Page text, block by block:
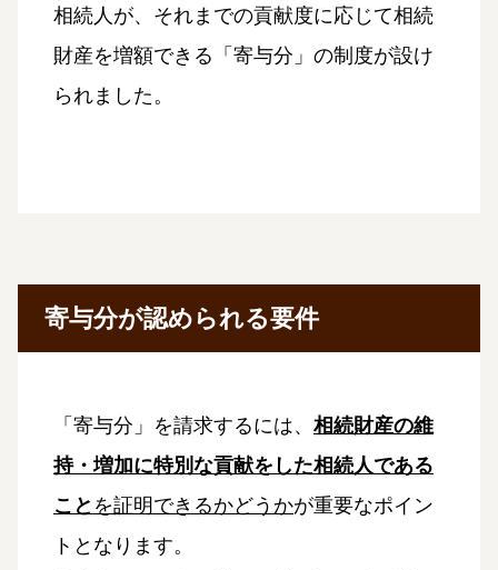
相続人が、それまでの貢献度に応じて相続
財産を増額できる「寄与分」の制度が設け
られました。
寄与分が認められる要件
「寄与分」を請求するには、 相続財産の維
持・増加に特別な貢献をした相続人である
こと を証明できるかどうかが重要なポイン
トとなります。